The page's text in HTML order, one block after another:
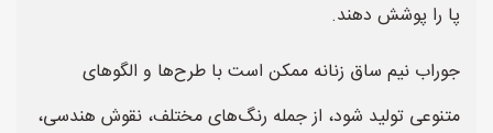
پا را پوشش دهند.
جوراب نیم ساق زنانه ممکن است با طرح‌ها و الگوهای
متنوعی تولید شود، از جمله رنگ‌های مختلف، نقوش هندسی،